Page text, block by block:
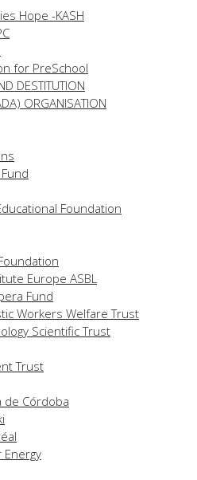
Hope -KASH
for PreSchool
DESTITUTION
ORGANISATION
Foundation
Europe ASBL
Fund
Workers Welfare Trust
Scientific Trust
Trust
de Córdoba
Energy